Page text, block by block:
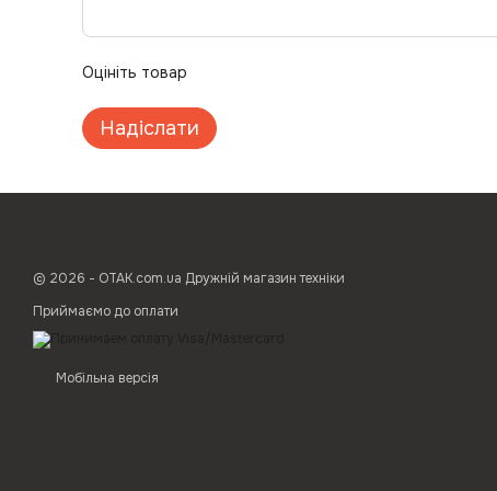
Оцініть товар
Надіслати
© 2026 - ОТАК.com.ua Дружній магазин техніки
Приймаємо до оплати
Мобільна версія